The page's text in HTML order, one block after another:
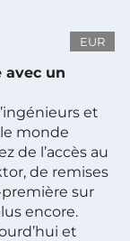
EUR
avec un
et
monde
de l’accès au
de remises
sur
encore.
et